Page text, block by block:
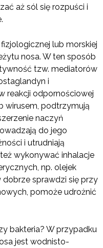
aż sól się rozpuści i
lub morskiej
nosa. W ten sposób
tzw. mediatorów
i
reakcji odpornościowej
wirusem, podtrzymują
naczyń
do jego
i utrudniają
wykonywać inhalacje
np. olejek
sprawdzi się przy
pomoże udrożnić
bakteria? W przypadku
jest wodnisto-